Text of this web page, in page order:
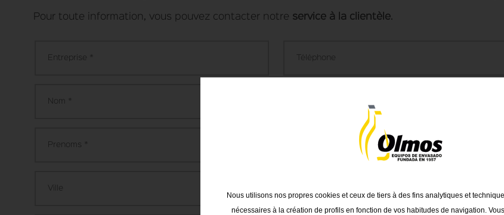
Pour toute information, vous pouvez contacter notre service à la clientèle.
Nous utilisons nos propres cookies et ceux de tiers à des fins analytiques et
nécessaires à la création de profils en fonction de vos habitudes de navigation.